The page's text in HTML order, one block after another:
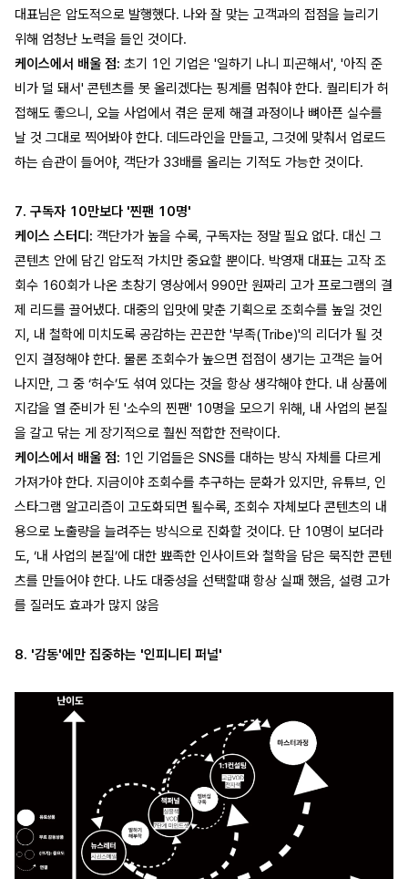
대표님은 압도적으로 발행했다. 나와 잘 맞는 고객과의 접점을 늘리기
위해 엄청난 노력을 들인 것이다.
케이스에서 배울 점: 초기 1인 기업은 '일하기 나니 피곤해서', '아직 준
비가 덜 돼서' 콘텐츠를 못 올리겠다는 핑계를 멈춰야 한다. 퀄리티가 허
접해도 좋으니, 오늘 사업에서 겪은 문제 해결 과정이나 뼈아픈 실수를
날 것 그대로 찍어봐야 한다. 데드라인을 만들고, 그것에 맞춰서 업로드
하는 습관이 들어야, 객단가 33배를 올리는 기적도 가능한 것이다.
7. 구독자 10만보다 '찐팬 10명'
케이스 스터디: 객단가가 높을 수록, 구독자는 정말 필요 없다. 대신 그
콘텐츠 안에 담긴 압도적 가치만 중요할 뿐이다. 박영재 대표는 고작 조
회수 160회가 나온 초창기 영상에서 990만 원짜리 고가 프로그램의 결
제 리드를 끌어냈다. 대중의 입맛에 맞춘 기획으로 조회수를 높일 것인
지, 내 철학에 미치도록 공감하는 끈끈한 '부족(Tribe)'의 리더가 될 것
인지 결정해야 한다. 물론 조회수가 높으면 접점이 생기는 고객은 늘어
나지만, 그 중 ‘허수’도 섞여 있다는 것을 항상 생각해야 한다. 내 상품에
지갑을 열 준비가 된 '소수의 찐팬' 10명을 모으기 위해, 내 사업의 본질
을 갈고 닦는 게 장기적으로 훨씬 적합한 전략이다.
케이스에서 배울 점: 1인 기업들은 SNS를 대하는 방식 자체를 다르게
가져가야 한다. 지금이야 조회수를 추구하는 문화가 있지만, 유튜브, 인
스타그램 알고리즘이 고도화되면 될수록, 조회수 자체보다 콘텐츠의 내
용으로 노출량을 늘려주는 방식으로 진화할 것이다. 단 10명이 보더라
도, ‘내 사업의 본질’에 대한 뾰족한 인사이트와 철학을 담은 묵직한 콘텐
츠를 만들어야 한다. 나도 대중성을 선택할떄 항상 실패 했음, 설령 고가
를 질러도 효과가 많지 않음
8. '감동'에만 집중하는 '인피니티 퍼널'